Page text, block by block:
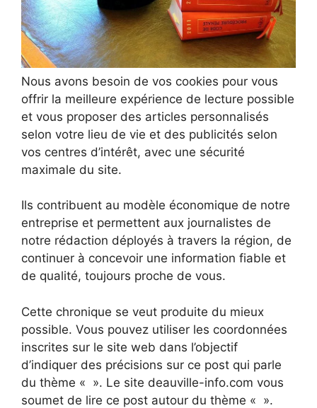
Nous avons besoin de vos cookies pour vous
offrir la meilleure expérience de lecture possible
et vous proposer des articles personnalisés
selon votre lieu de vie et des publicités selon
vos centres d’intérêt, avec une sécurité
maximale du site.
Ils contribuent au modèle économique de notre
entreprise et permettent aux journalistes de
notre rédaction déployés à travers la région, de
continuer à concevoir une information fiable et
de qualité, toujours proche de vous.
Cette chronique se veut produite du mieux
possible. Vous pouvez utiliser les coordonnées
inscrites sur le site web dans l’objectif
d’indiquer des précisions sur ce post qui parle
du thème « ». Le site deauville-info.com vous
soumet de lire ce post autour du thème « ».